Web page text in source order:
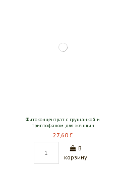
Фитоконцентрат с грушанкой и
триптофаном для женщин
27,60 £
В
корзину